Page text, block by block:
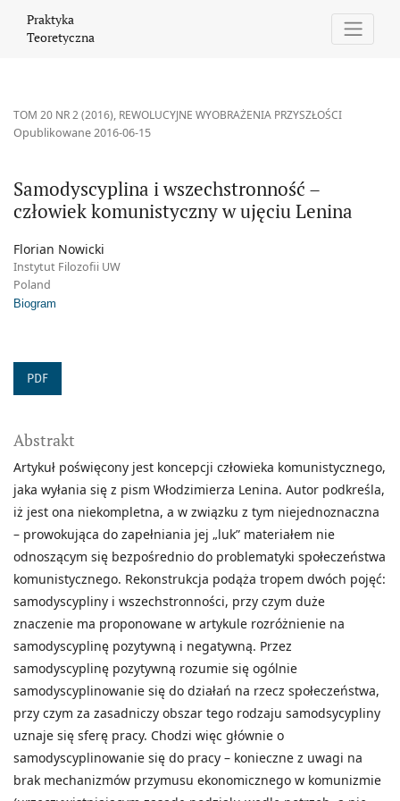
Praktyka
Teoretyczna
TOM 20 NR 2 (2016), REWOLUCYJNE WYOBRAŻENIA PRZYSZŁOŚCI
Samodyscyplina i wszechstronność –
człowiek komunistyczny w ujęciu Lenina
Opublikowane 2016-06-15
Florian Nowicki
Instytut Filozofii UW
Poland
Biogram
PDF
Abstrakt
Artykuł poświęcony jest koncepcji człowieka komunistycznego,
jaka wyłania się z pism Włodzimierza Lenina. Autor podkreśla,
iż jest ona niekompletna, a w związku z tym niejednoznaczna
– prowokująca do zapełniania jej „luk” materiałem nie
odnoszącym się bezpośrednio do problematyki społeczeństwa
komunistycznego. Rekonstrukcja podąża tropem dwóch pojęć:
samodyscypliny i wszechstronności, przy czym duże
znaczenie ma proponowane w artykule rozróżnienie na
samodyscyplinę pozytywną i negatywną. Przez
samodyscyplinę pozytywną rozumie się ogólnie
samodyscyplinowanie się do działań na rzecz społeczeństwa,
przy czym za zasadniczy obszar tego rodzaju samodsycypliny
uznaje się sferę pracy. Chodzi więc głównie o
samodyscyplinowanie się do pracy – konieczne z uwagi na
brak mechanizmów przymusu ekonomicznego w komunizmie